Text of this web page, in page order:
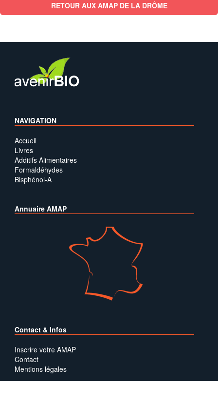
RETOUR AUX AMAP DE LA DRÔME
NAVIGATION
Accueil
Livres
Additifs Alimentaires
Formaldéhydes
Bisphénol-A
Annuaire AMAP
Contact & Infos
Inscrire votre AMAP
Contact
Mentions légales